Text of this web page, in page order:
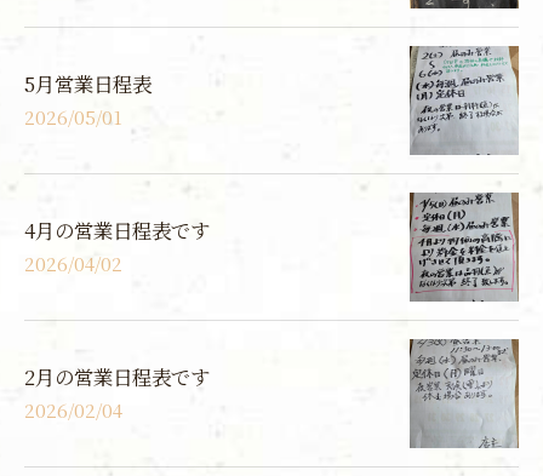
5月営業日程表
2026/05/01
4月の営業日程表です
2026/04/02
2月の営業日程表です
2026/02/04